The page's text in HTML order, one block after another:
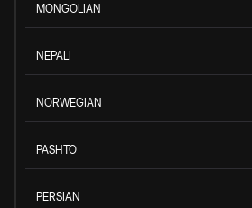
MONGOLIAN
NEPALI
NORWEGIAN
PASHTO
PERSIAN